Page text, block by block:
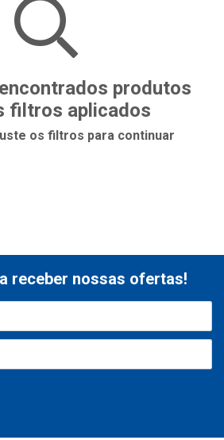
produtos
filtros aplicados
os filtros para continuar
receber nossas ofertas!